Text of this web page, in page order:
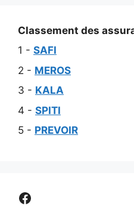
Classement des
1 - SAFI
2 - MEROS
3 - KALA
4 - SPITI
5 - PREVOIR
Comparer assurance